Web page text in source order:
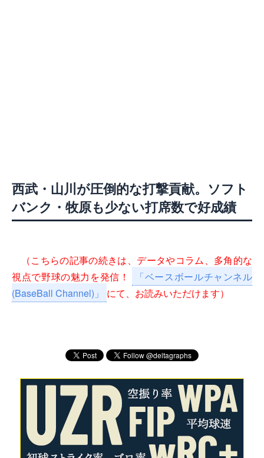
西武・山川が圧倒的な打撃貢献。ソフト
バンク・牧原も少ない打席数で好成績
（こちらの記事の続きは、データやコラム、多角的な
視点で野球の魅力を発信！
「ベースボールチャンネル
(BaseBall Channel)」
にて、お読みいただけます）